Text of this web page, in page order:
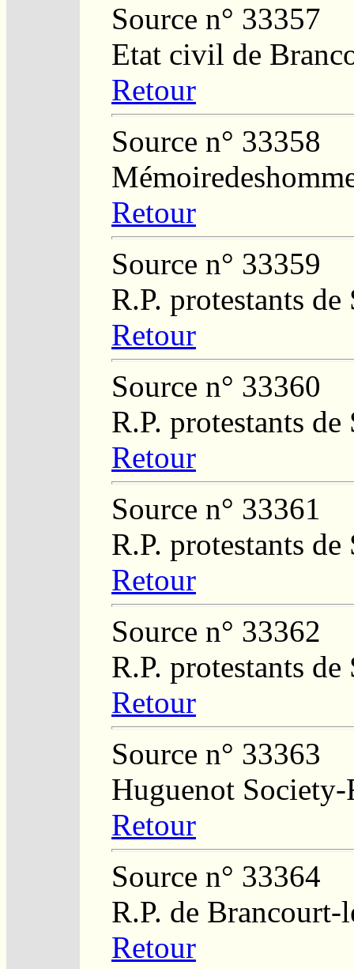
Source n° 33357
Etat civil de
Retour
Source n° 33358
Retour
Source n° 33359
R.P. protestants
Retour
Source n° 33360
R.P. protestants
Retour
Source n° 33361
R.P. protestants
Retour
Source n° 33362
R.P. protestants
Retour
Source n° 33363
Huguenot Society-
Retour
Source n° 33364
R.P. de Brancourt-
Retour